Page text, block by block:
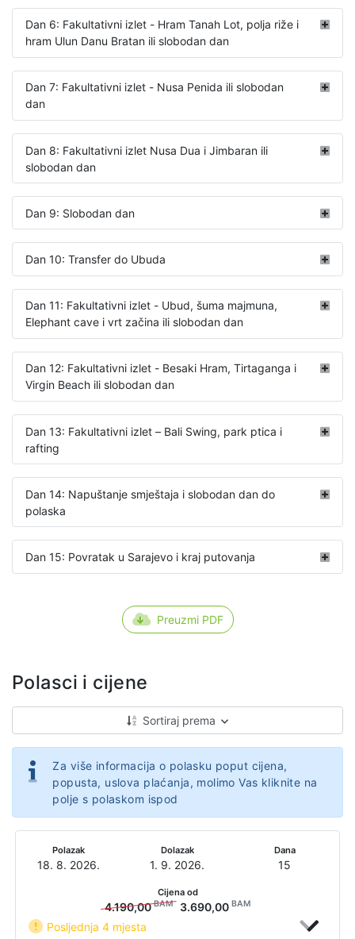
Dan 6: Fakultativni izlet - Hram Tanah Lot, polja riže i
hram Ulun Danu Bratan ili slobodan dan
Dan 7: Fakultativni izlet - Nusa Penida ili slobodan
dan
Dan 8: Fakultativni izlet Nusa Dua i Jimbaran ili
slobodan dan
Dan 9: Slobodan dan
Dan 10: Transfer do Ubuda
Dan 11: Fakultativni izlet - Ubud, šuma majmuna,
Elephant cave i vrt začina ili slobodan dan
Dan 12: Fakultativni izlet - Besaki Hram, Tirtaganga i
Virgin Beach ili slobodan dan
Dan 13: Fakultativni izlet – Bali Swing, park ptica i
rafting
Dan 14: Napuštanje smještaja i slobodan dan do
polaska
Dan 15: Povratak u Sarajevo i kraj putovanja
Preuzmi PDF
Polasci i cijene
Sortiraj prema
Za više informacija o polasku poput cijena,
popusta, uslova plaćanja, molimo Vas kliknite na
polje s polaskom ispod
Polazak
18. 8. 2026.
Dolazak
1. 9. 2026.
Dana
15
Posljednja 4 mjesta
Cijena od
4.190,00BAM 3.690,00 BAM